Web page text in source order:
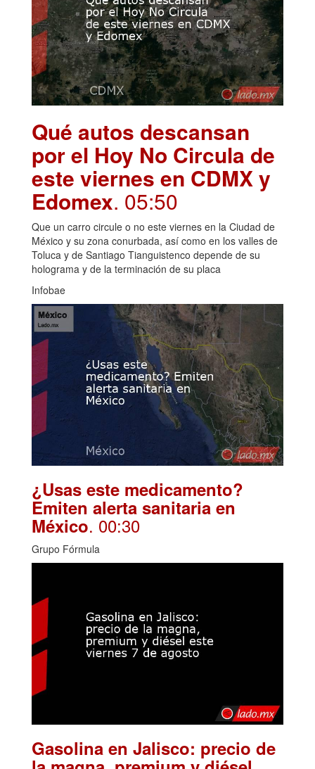
Qué autos descansan
por el Hoy No Circula de
este viernes en CDMX y
Edomex. 05:50
Que un carro circule o no este viernes en la Ciudad de
México y su zona conurbada, así como en los valles de
Toluca y de Santiago Tianguistenco depende de su
holograma y de la terminación de su placa
Infobae
¿Usas este medicamento?
Emiten alerta sanitaria en
México. 00:30
Grupo Fórmula
Gasolina en Jalisco: precio de